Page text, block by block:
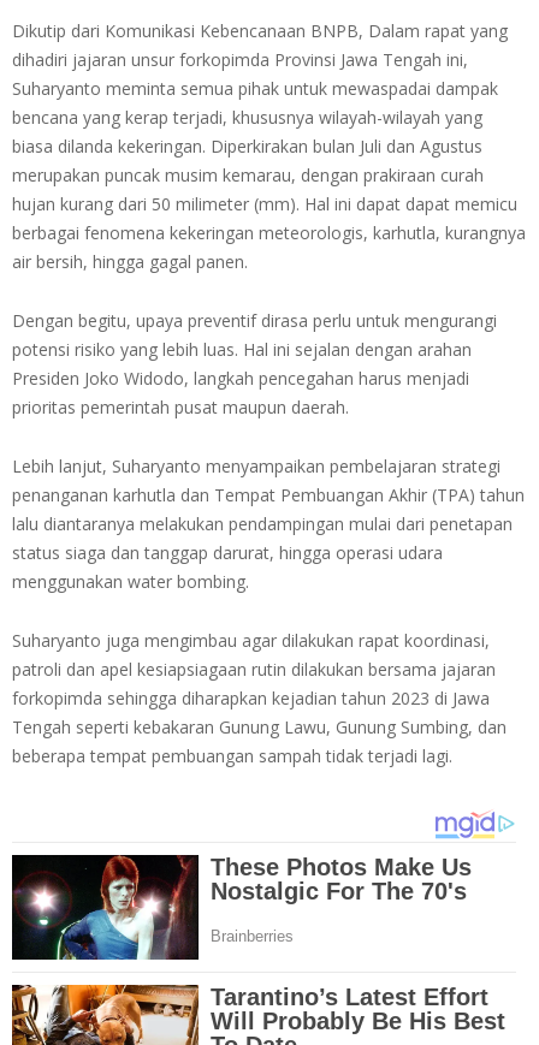
Dikutip dari Komunikasi Kebencanaan BNPB, Dalam rapat yang
dihadiri jajaran unsur forkopimda Provinsi Jawa Tengah ini,
Suharyanto meminta semua pihak untuk mewaspadai dampak
bencana yang kerap terjadi, khususnya wilayah-wilayah yang
biasa dilanda kekeringan. Diperkirakan bulan Juli dan Agustus
merupakan puncak musim kemarau, dengan prakiraan curah
hujan kurang dari 50 milimeter (mm). Hal ini dapat dapat memicu
berbagai fenomena kekeringan meteorologis, karhutla, kurangnya
air bersih, hingga gagal panen.
Dengan begitu, upaya preventif dirasa perlu untuk mengurangi
potensi risiko yang lebih luas. Hal ini sejalan dengan arahan
Presiden Joko Widodo, langkah pencegahan harus menjadi
prioritas pemerintah pusat maupun daerah.
Lebih lanjut, Suharyanto menyampaikan pembelajaran strategi
penanganan karhutla dan Tempat Pembuangan Akhir (TPA) tahun
lalu diantaranya melakukan pendampingan mulai dari penetapan
status siaga dan tanggap darurat, hingga operasi udara
menggunakan water bombing.
Suharyanto juga mengimbau agar dilakukan rapat koordinasi,
patroli dan apel kesiapsiagaan rutin dilakukan bersama jajaran
forkopimda sehingga diharapkan kejadian tahun 2023 di Jawa
Tengah seperti kebakaran Gunung Lawu, Gunung Sumbing, dan
beberapa tempat pembuangan sampah tidak terjadi lagi.